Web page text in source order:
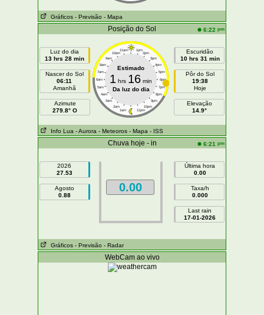
Gráficos - Previsão - Mapa
Posição do Sol 6:22 pm
Luz do dia
13 hrs 28 min
Nascer do Sol
06:11
Amanhã
Azimute
279.8° O
11am 1pm
10am 2pm
9am 3pm
8am 4pm
7am 5pm
6am 6pm
5am 7pm
4am 8pm
3am 9pm
2am 10pm
1am 11pm
Estimado
1 hrs 16 min
Da luz do dia
Escuridão
10 hrs 31 min
Pôr do Sol
19:38
Hoje
Elevação
14.9°
Info Lua - Aurora - Meteoros - Mapa - ISS
Chuva hoje - in 6:21 pm
2026
27.53
Agosto
0.88
0.00
Última hora
0.00
Taxa/h
0.000
Last rain
17-01-2026
Gráficos - Previsão - Radar
WebCam ao vivo